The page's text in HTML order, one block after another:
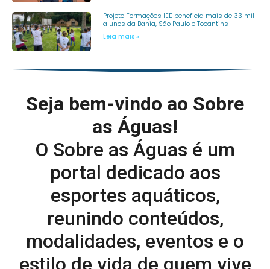
Projeto Formações IEE beneficia mais de 33 mil
alunos da Bahia, São Paulo e Tocantins
Leia mais »
Seja bem-vindo ao Sobre
as Águas!
O Sobre as Águas é um
portal dedicado aos
esportes aquáticos,
reunindo conteúdos,
modalidades, eventos e o
estilo de vida de quem vive